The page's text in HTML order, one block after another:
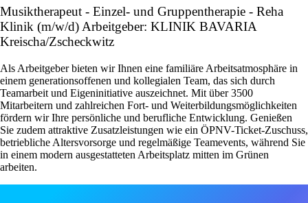
Musiktherapeut - Einzel- und Gruppentherapie - Reha
Klinik (m/w/d) Arbeitgeber: KLINIK BAVARIA
Kreischa/Zscheckwitz
Als Arbeitgeber bieten wir Ihnen eine familiäre Arbeitsatmosphäre in
einem generationsoffenen und kollegialen Team, das sich durch
Teamarbeit und Eigeninitiative auszeichnet. Mit über 3500
Mitarbeitern und zahlreichen Fort- und Weiterbildungsmöglichkeiten
fördern wir Ihre persönliche und berufliche Entwicklung. Genießen
Sie zudem attraktive Zusatzleistungen wie ein ÖPNV-Ticket-Zuschuss,
betriebliche Altersvorsorge und regelmäßige Teamevents, während Sie
in einem modern ausgestatteten Arbeitsplatz mitten im Grünen
arbeiten.